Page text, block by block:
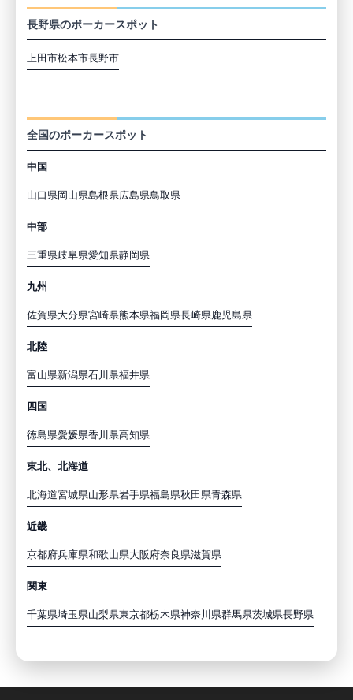
長野県のポーカースポット
上田市松本市長野市
全国のポーカースポット
中国
山口県岡山県島根県広島県鳥取県
中部
三重県岐阜県愛知県静岡県
九州
佐賀県大分県宮崎県熊本県福岡県長崎県鹿児島県
北陸
富山県新潟県石川県福井県
四国
徳島県愛媛県香川県高知県
東北、北海道
北海道宮城県山形県岩手県福島県秋田県青森県
近畿
京都府兵庫県和歌山県大阪府奈良県滋賀県
関東
千葉県埼玉県山梨県東京都栃木県神奈川県群馬県茨城県長野県